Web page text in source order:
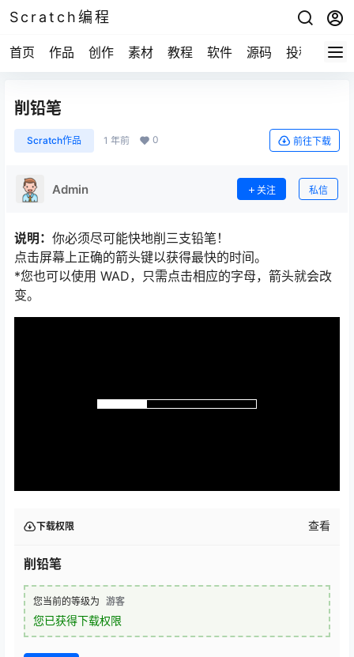
Scratch编程
首页 作品 创作 素材 教程 软件 源码 投稿 关于
削铅笔
Scratch作品 1 年前 0 前往下载
Admin 关注 私信
说明： 你必须尽可能快地削三支铅笔！
点击屏幕上正确的箭头键以获得最快的时间。
*您也可以使用 WAD，只需点击相应的字母，箭头就会改
变。
下载权限 查看
削铅笔
您当前的等级为 游客
您已获得下载权限